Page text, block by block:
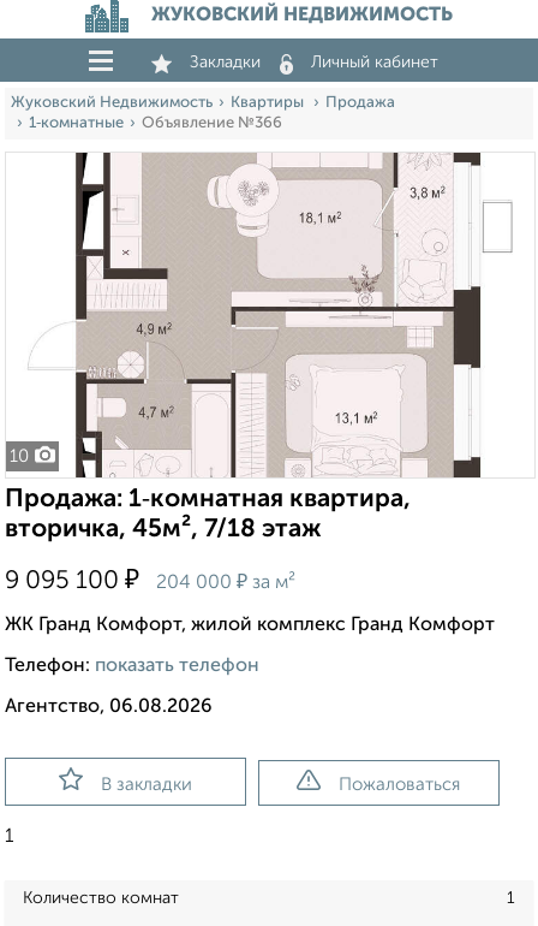
ЖУКОВСКИЙ НЕДВИЖИМОСТЬ
Закладки Личный кабинет
Жуковский Недвижимость Квартиры
Продажа
1‑комнатные
Объявление №366
10
Продажа: 1‑комнатная квартира,
вторичка, 45м², 7/18 этаж
9 095 100 ₽ 204 000 ₽ за м²
ЖК Гранд Комфорт, жилой комплекс Гранд Комфорт
Телефон: показать телефон
Агентство, 06.08.2026
В закладки Пожаловаться
1
Количество комнат 1